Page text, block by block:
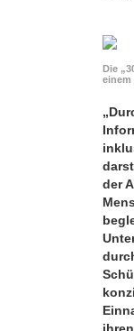
Die
einem
der